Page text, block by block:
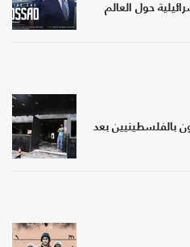
حول العالم
بالفلسطينيين بعد